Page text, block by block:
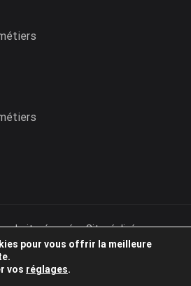
droits réservés - Site réalisé par
pour vous offrir la meilleure
vos réglages.